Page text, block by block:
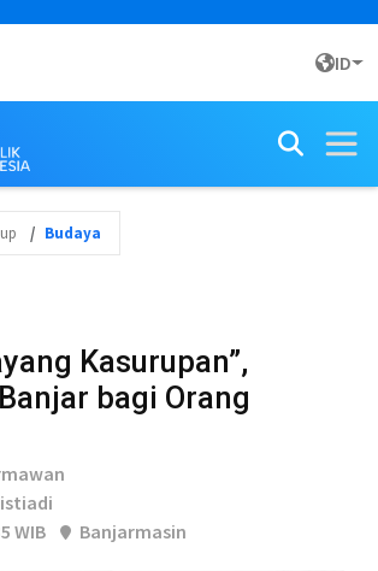
ID
Budaya
Kasurupan”,
bagi Orang
WIB
Banjarmasin